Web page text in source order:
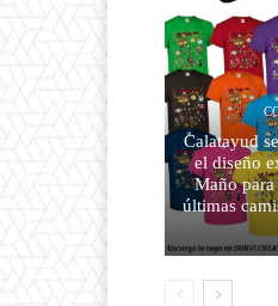
Calatayud
el diseño
Maño
últimas